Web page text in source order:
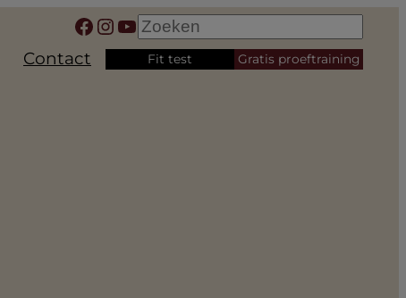
Facebook
Instagram
YouTube
Zoeken
Contact Fit test Gratis proeftraining